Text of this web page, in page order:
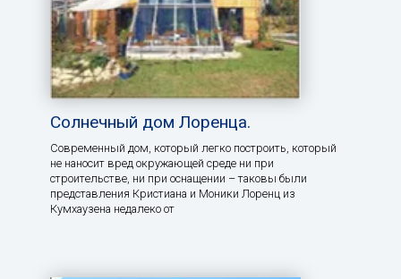
Солнечный дом Лоренца.
Современный дом, который легко построить, который
не наносит вред окружающей среде ни при
строительстве, ни при оснащении – таковы были
представления Кристиана и Моники Лоренц из
Кумхаузена недалеко от